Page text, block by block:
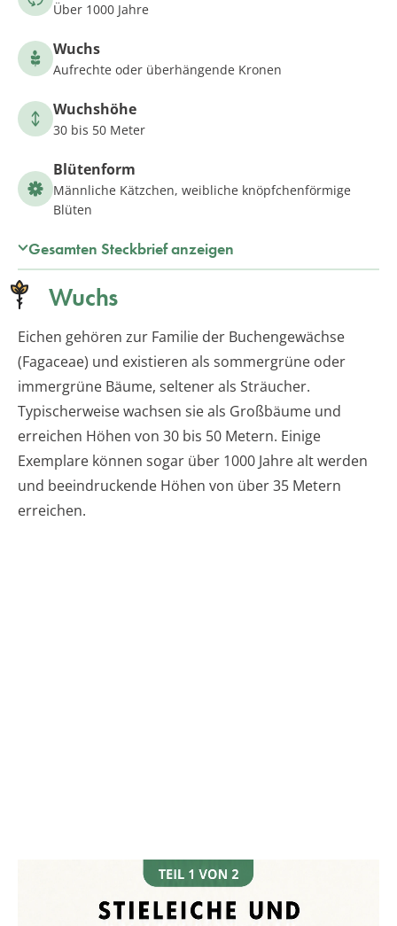
Über 1000 Jahre
Wuchs
Aufrechte oder überhängende Kronen
Wuchshöhe
30 bis 50 Meter
Blütenform
Männliche Kätzchen, weibliche knöpfchenförmige
Blüten
Gesamten Steckbrief anzeigen
Wuchs
Eichen gehören zur Familie der Buchengewächse
(Fagaceae) und existieren als sommergrüne oder
immergrüne Bäume, seltener als Sträucher.
Typischerweise wachsen sie als Großbäume und
erreichen Höhen von 30 bis 50 Metern. Einige
Exemplare können sogar über 1000 Jahre alt werden
und beeindruckende Höhen von über 35 Metern
erreichen.